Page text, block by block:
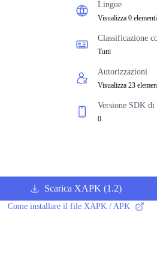
Lingue
Visualizza 0 elementi
Classificazione
Tutti
Autorizzazioni
Visualizza 23
Versione SDK di
0
Scarica XAPK (1.2)
Come installare il file XAPK / APK